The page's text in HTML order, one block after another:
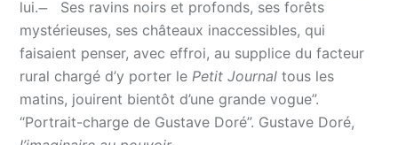
lui. ̶ Ses ravins noirs et profonds, ses forêts
mystérieuses, ses châteaux inaccessibles, qui
faisaient penser, avec effroi, au supplice du facteur
rural chargé d’y porter le Petit Journaltous les
matins, jouirent bientôt d’une grande vogue”.
“Portrait-charge de Gustave Doré”. Gustave Doré,